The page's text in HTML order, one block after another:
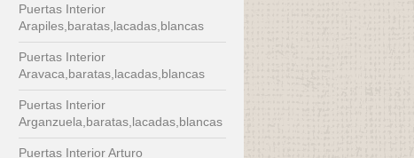
Puertas Interior
Arapiles,baratas,lacadas,blancas
Puertas Interior
Aravaca,baratas,lacadas,blancas
Puertas Interior
Arganzuela,baratas,lacadas,blancas
Puertas Interior Arturo